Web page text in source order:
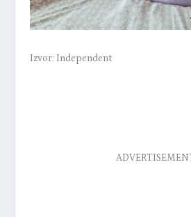
Izvor: Independent